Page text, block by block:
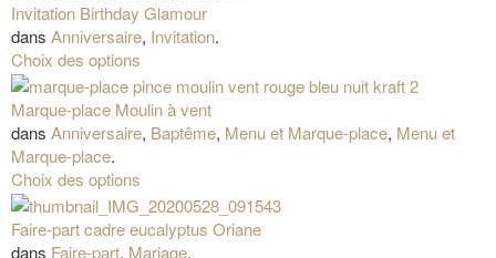
Invitation Birthday Glamour
dans Anniversaire, Invitation.
Choix des options
Marque-place Moulin à vent
dans Anniversaire, Baptême, Menu et Marque-place, Menu et
Marque-place.
Choix des options
Faire-part cadre eucalyptus Oriane
dans Faire-part, Mariage.